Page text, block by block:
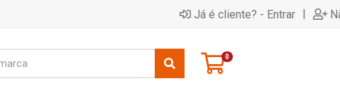
Já é cliente? - Entrar |
0